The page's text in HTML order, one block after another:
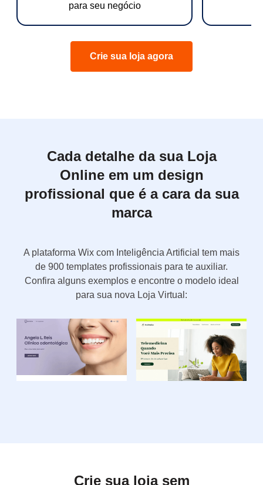
para seu negócio
Crie sua loja agora
Cada detalhe da sua Loja
Online em um design
profissional que é a cara da sua
marca
A plataforma Wix com Inteligência Artificial tem mais
de 900 templates profissionais para te auxiliar.
Confira alguns exemplos e encontre o modelo ideal
para sua nova Loja Virtual:
Crie sua loja sem